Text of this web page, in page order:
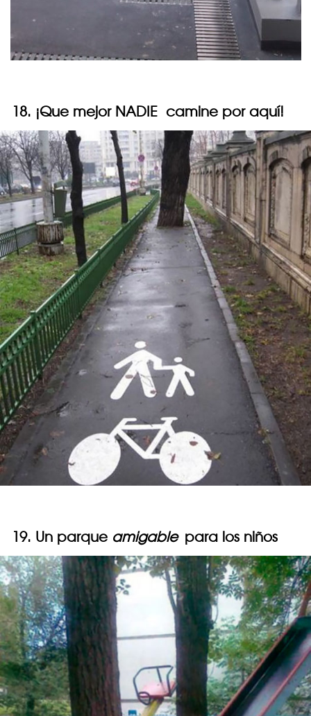
18. ¡Que mejor NADIE camine por aquí!
19. Un parque amigable para los niños